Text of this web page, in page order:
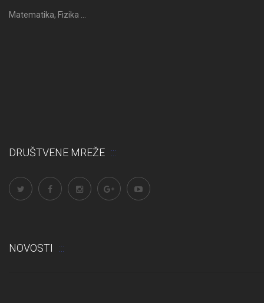
Matematika, Fizika …
DRUŠTVENE MREŽE
NOVOSTI